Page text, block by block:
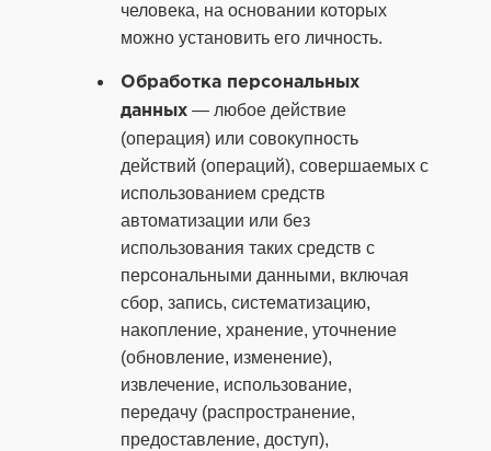
человека, на основании которых
можно установить его личность.
Обработка персональных
данных — любое действие
(операция) или совокупность
действий (операций), совершаемых с
использованием средств
автоматизации или без
использования таких средств с
персональными данными, включая
сбор, запись, систематизацию,
накопление, хранение, уточнение
(обновление, изменение),
извлечение, использование,
передачу (распространение,
предоставление, доступ),